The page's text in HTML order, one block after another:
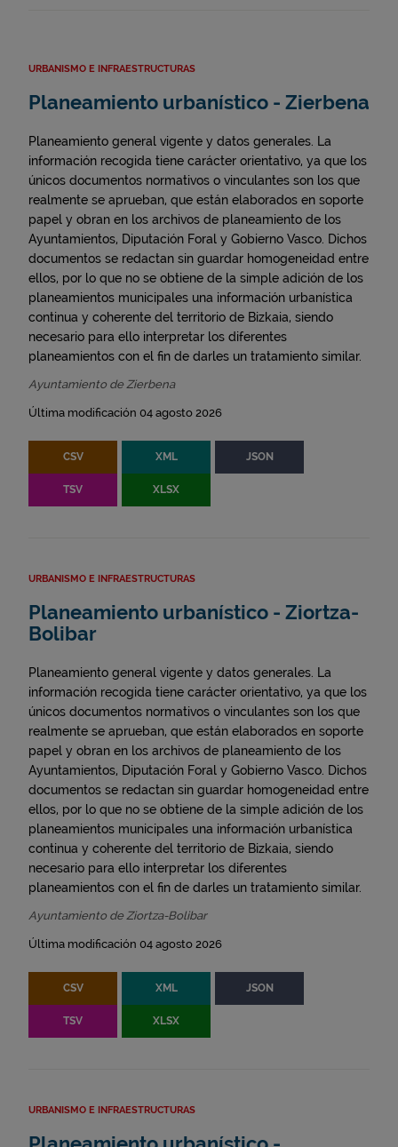
URBANISMO E INFRAESTRUCTURAS
Planeamiento urbanístico - Zierbena
Planeamiento general vigente y datos generales. La
información recogida tiene carácter orientativo, ya que los
únicos documentos normativos o vinculantes son los que
realmente se aprueban, que están elaborados en soporte
papel y obran en los archivos de planeamiento de los
Ayuntamientos, Diputación Foral y Gobierno Vasco. Dichos
documentos se redactan sin guardar homogeneidad entre
ellos, por lo que no se obtiene de la simple adición de los
planeamientos municipales una información urbanística
continua y coherente del territorio de Bizkaia, siendo
necesario para ello interpretar los diferentes
planeamientos con el fin de darles un tratamiento similar.
Ayuntamiento de Zierbena
Última modificación 04 agosto 2026
CSV XML JSON
TSV XLSX
URBANISMO E INFRAESTRUCTURAS
Planeamiento urbanístico - Ziortza-
Bolibar
Planeamiento general vigente y datos generales. La
información recogida tiene carácter orientativo, ya que los
únicos documentos normativos o vinculantes son los que
realmente se aprueban, que están elaborados en soporte
papel y obran en los archivos de planeamiento de los
Ayuntamientos, Diputación Foral y Gobierno Vasco. Dichos
documentos se redactan sin guardar homogeneidad entre
ellos, por lo que no se obtiene de la simple adición de los
planeamientos municipales una información urbanística
continua y coherente del territorio de Bizkaia, siendo
necesario para ello interpretar los diferentes
planeamientos con el fin de darles un tratamiento similar.
Ayuntamiento de Ziortza-Bolibar
Última modificación 04 agosto 2026
CSV XML JSON
TSV XLSX
URBANISMO E INFRAESTRUCTURAS